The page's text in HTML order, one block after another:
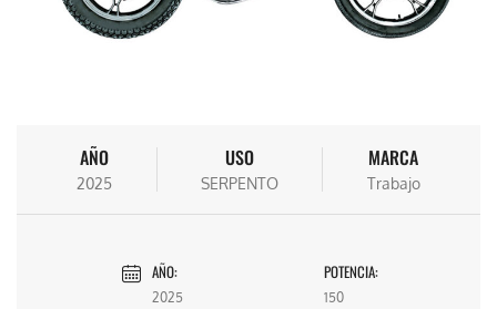
AÑO
2025
USO
SERPENTO
MARCA
Trabajo
AÑO:
2025
POTENCIA:
150